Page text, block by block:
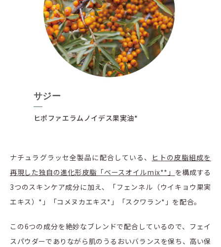
サジー
ヒポファエラムノイデス果実油*
ナチュラグラッセ全製品に配合している、
ヒトの皮脂組成を
再現した独自の進化形皮脂「ベースオイルmix**」 を構成する
3つのスキンケア成分に加え、「フェンネル（ウイキョウ果実
エキス）*」「コメヌカエキス*」「スクワラン*」を配合。
この6つの成分を絶妙なブレンドで配合しているので、フェイ
スパウダーでありながら肌のうるおいバランスを保ち、高い保